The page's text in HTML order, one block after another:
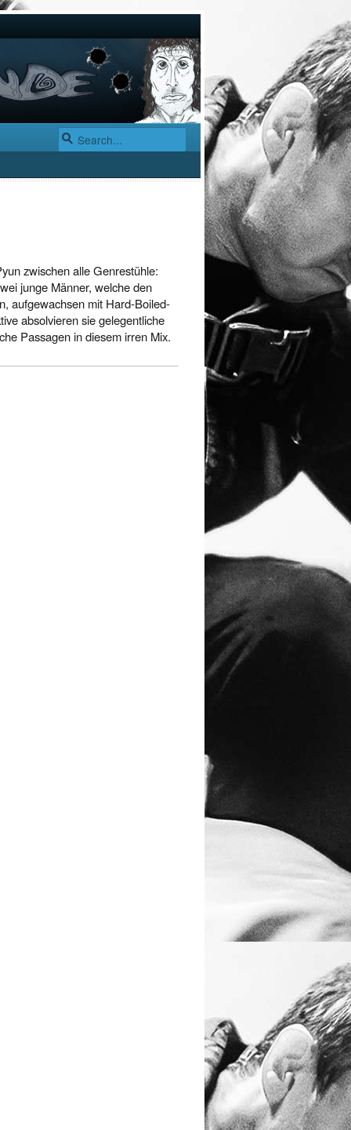
zwischen alle Genrestühle:
junge Männer, welche den
aufgewachsen mit Hard-Boiled-
absolvieren sie gelegentliche
Passagen in diesem irren Mix.